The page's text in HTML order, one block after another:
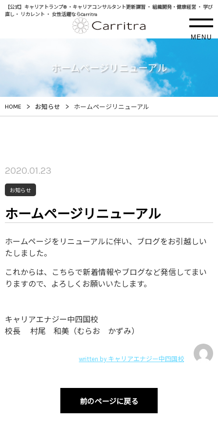
【公式】キャリアトランプ® ・キャリアコンサルタント更新講習 ・ 組織開発・健康経営 ・ 学び
直し・ リカレント ・ 女性活躍ならCarritra
MENU
ホームページリニューアル
HOME > お知らせ > ホームページリニューアル
2020.01.23
お知らせ
ホームページリニューアル
ホームページをリニューアルに伴い、ブログをお引越しい
たしました。
これからは、こちらで新着情報やブログなど発信してまい
りますので、よろしくお願いいたします。
キャリアエナジー中四国校
校長 村尾 和美（むらお かずみ）
written by キャリアエナジー中四国校
前のページに戻る